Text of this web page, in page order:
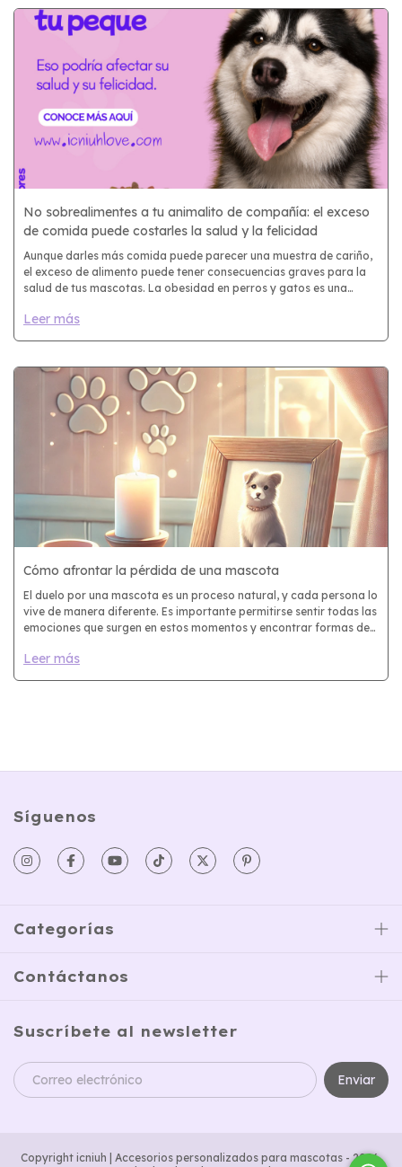
No sobrealimentes a tu animalito de compañía: el exceso
de comida puede costarles la salud y la felicidad
Aunque darles más comida puede parecer una muestra de cariño,
el exceso de alimento puede tener consecuencias graves para la
salud de tus mascotas. La obesidad en perros y gatos es una
Leer más
Cómo afrontar la pérdida de una mascota
El duelo por una mascota es un proceso natural, y cada persona lo
vive de manera diferente. Es importante permitirse sentir todas las
emociones que surgen en estos momentos y encontrar formas de
Leer más
Síguenos
Categorías
Contáctanos
Suscríbete al newsletter
Copyright icniuh | Accesorios personalizados para mascotas - 2026.